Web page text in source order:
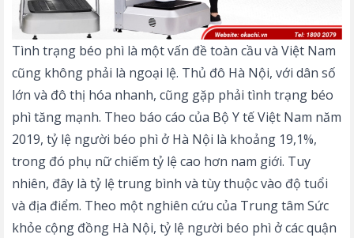
Tình trạng béo phì là một vấn đề toàn cầu và Việt Nam
cũng không phải là ngoại lệ. Thủ đô Hà Nội, với dân số
lớn và đô thị hóa nhanh, cũng gặp phải tình trạng béo
phì tăng mạnh. Theo báo cáo của Bộ Y tế Việt Nam năm
2019, tỷ lệ người béo phì ở Hà Nội là khoảng 19,1%,
trong đó phụ nữ chiếm tỷ lệ cao hơn nam giới. Tuy
nhiên, đây là tỷ lệ trung bình và tùy thuộc vào độ tuổi
và địa điểm. Theo một nghiên cứu của Trung tâm Sức
khỏe cộng đồng Hà Nội, tỷ lệ người béo phì ở các quận